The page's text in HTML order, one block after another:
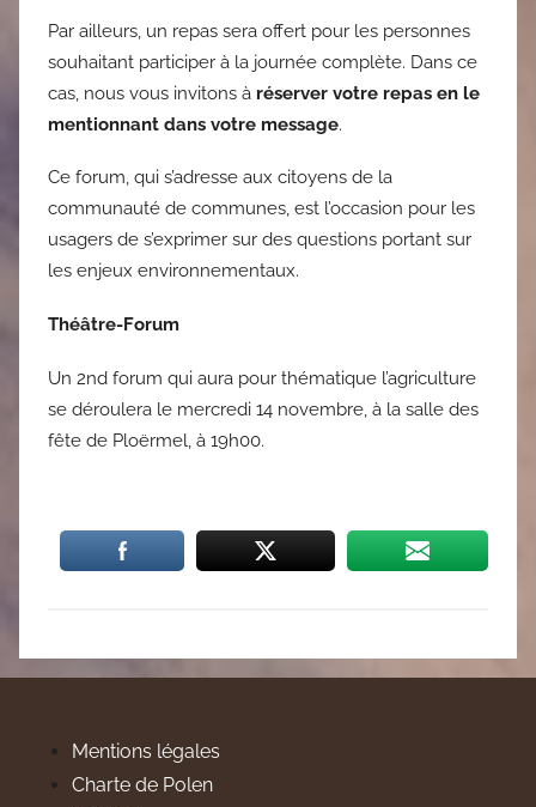
Par ailleurs, un repas sera offert pour les personnes
souhaitant participer à la journée complète. Dans ce
cas, nous vous invitons à réserver votre repas en le
mentionnant dans votre message.
Ce forum, qui s’adresse aux citoyens de la
communauté de communes, est l’occasion pour les
usagers de s’exprimer sur des questions portant sur
les enjeux environnementaux.
Théâtre-Forum
Un 2nd forum qui aura pour thématique l’agriculture
se déroulera le mercredi 14 novembre, à la salle des
fête de Ploërmel, à 19h00.
Mentions légales
Charte de Polen